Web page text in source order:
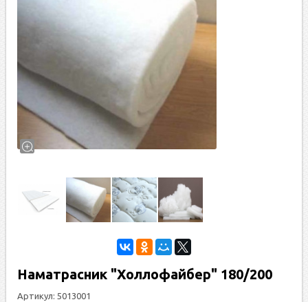
Наматрасник "Холлофайбер" 180/200
Артикул:5013001